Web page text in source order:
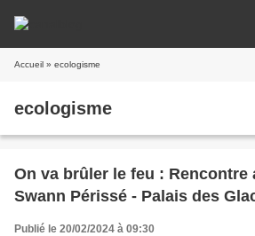
Accueil » ecologisme
ecologisme
On va brûler le feu :
Swann Périssé - Palais des
Publié le 20/02/2024 à 09:30